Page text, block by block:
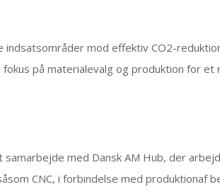
mod effektiv CO2-
på materialevalg og produktion for et
med Dansk AM Hub, der
CNC, i forbindelse med produktionaf